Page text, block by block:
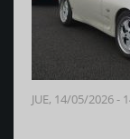
JUE, 14/05/2026 -